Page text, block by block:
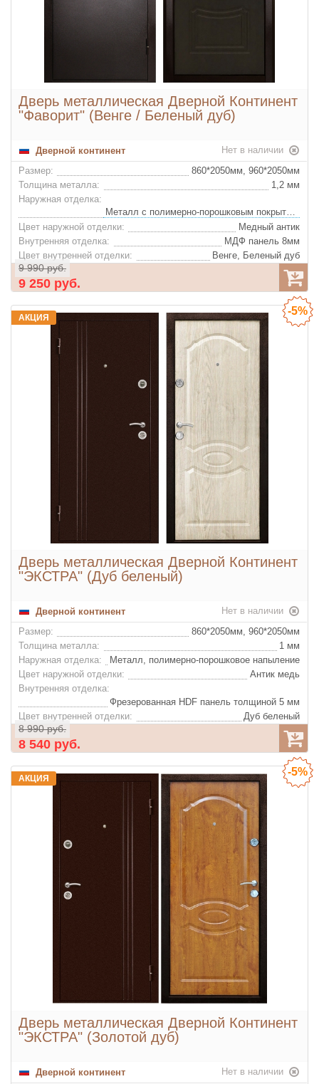
Дверь металлическая Дверной Континент
"Фаворит" (Венге / Беленый дуб)
Дверной континент
Нет в наличии
Размер:
860*2050мм, 960*2050мм
Толщина металла:
1,2 мм
Наружная отделка:
Металл с полимерно-порошковым покрытием
Цвет наружной отделки:
Медный антик
Внутренняя отделка:
МДФ панель 8мм
Цвет внутренней отделки:
Венге, Беленый дуб
Декор внутренней отделки:
Фрезеровка
Утеплитель:
Минеральная вата
Хром
Ночная задвижка:
Да
Глазок:
Да
Дополнительные опции:
броненакладки
9 990 руб.
9 250 руб.
АКЦИЯ
-5%
Дверь металлическая Дверной Континент
"ЭКСТРА" (Дуб беленый)
Дверной континент
Нет в наличии
Размер:
860*2050мм, 960*2050мм
Толщина металла:
1 мм
Наружная отделка:
Металл, полимерно-порошковое напыление
Цвет наружной отделки:
Антик медь
Внутренняя отделка:
Фрезерованная HDF панель толщиной 5 мм
Цвет внутренней отделки:
Дуб беленый
Глазок:
Да
8 990 руб.
8 540 руб.
АКЦИЯ
-5%
Дверь металлическая Дверной Континент
"ЭКСТРА" (Золотой дуб)
Дверной континент
Нет в наличии